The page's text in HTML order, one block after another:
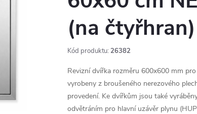
(na čtyřhran)
Kód produktu: 26382
Revizní dvířka rozměru 600x600 mm
vyrobeny z broušeného nerezového
provedení. Ke dvířkům jsou také
odvětráním pro hlavní uzávěr plynu